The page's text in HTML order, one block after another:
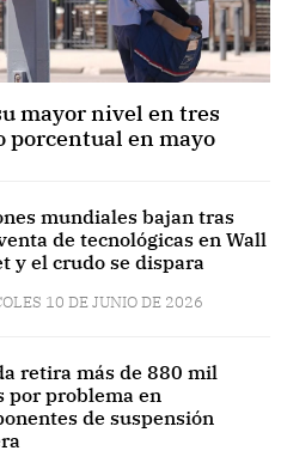
mayor nivel en tres
porcentual en mayo
mundiales bajan tras
de tecnológicas en Wall
y el crudo se dispara
10 DE JUNIO DE 2026
retira más de 880 mil
por problema en
de suspensión